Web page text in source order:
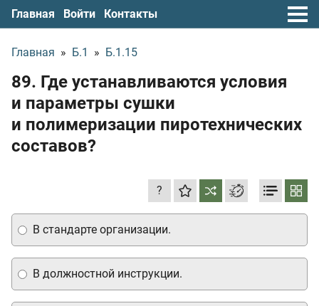
Главная Войти Контакты
Главная » Б.1 » Б.1.15
89. Где устанавливаются условия
и параметры сушки
и полимеризации пиротехнических
составов?
?
В должностной инструкции.
В стандарте организации.